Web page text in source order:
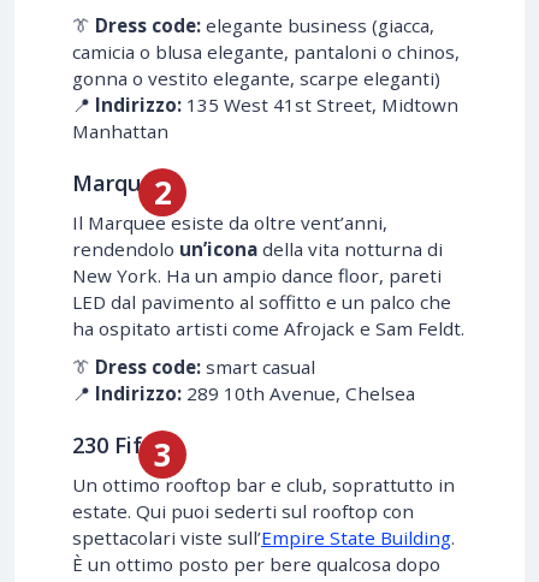
👔 Dress code: elegante business (giacca,
camicia o blusa elegante, pantaloni o chinos,
gonna o vestito elegante, scarpe eleganti)
📍 Indirizzo: 135 West 41st Street, Midtown
Manhattan
Marquee
Il Marquee esiste da oltre vent’anni,
rendendolo un’icona della vita notturna di
New York. Ha un ampio dance floor, pareti
LED dal pavimento al soffitto e un palco che
ha ospitato artisti come Afrojack e Sam Feldt.
👔 Dress code: smart casual
📍 Indirizzo: 289 10th Avenue, Chelsea
230 Fifth
Un ottimo rooftop bar e club, soprattutto in
estate. Qui puoi sederti sul rooftop con
spettacolari viste sull’Empire State Building.
È un ottimo posto per bere qualcosa dopo